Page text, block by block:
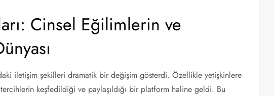
Cinsel Eğilimlerin ve
iletişim şekilleri dramatik bir değişim gösterdi. Özellikle yetişkinlere
keşfedildiği ve paylaşıldığı bir platform haline geldi. Bu